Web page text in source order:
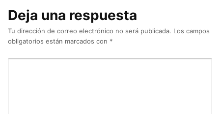
Deja una respuesta
Tu dirección de correo electrónico no será publicada. Los campos
obligatorios están marcados con *